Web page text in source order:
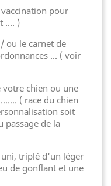
pour
.... )
ou le carnet de
... ( voir
votre chien ou une
( race du chien
soit
passage de la
triplé d'un léger
de gonflant et une